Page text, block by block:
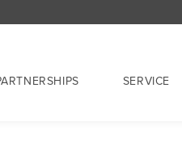
SERVICE